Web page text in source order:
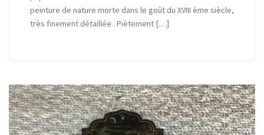
peinture de nature morte dans le goût du XVIII ème siècle,
très finement détaillée . Piètement […]